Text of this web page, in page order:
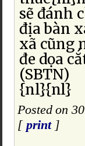
sẽ đánh
địa bàn
xã cũng
đe dọa
(SBTN)
{nl}{nl}
Posted on
[ print]